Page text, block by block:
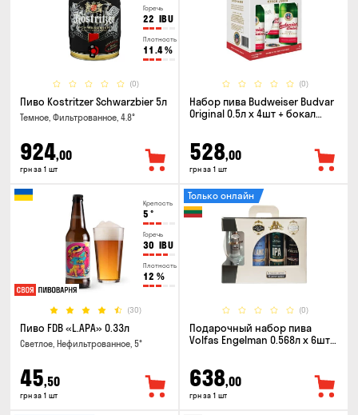
Горечь
22 IBU
Плотность
11.4%
(0)
Пиво Kostritzer Schwarzbier 5л
Темное, Фильтрованное, 4.8°
924,00
грн за 1 шт
(0)
Набор пива Budweiser Budvar
Original 0.5л х 4шт + бокал
528,00
грн за 1 шт
Крепость
5 °
Горечь
30 IBU
Плотность
12 %
(30)
Пиво FDB «L.APA» 0.33л
Светлое, Нефильтрованное, 5°
45,50
грн за 1 шт
(0)
Только онлайн
Подарочный набор пива
Volfas Engelman 0.568л x 6шт +
638,00
грн за 1 шт